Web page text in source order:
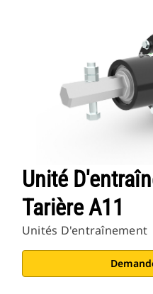
Unité
Tarière A11
Unités D'entraînement